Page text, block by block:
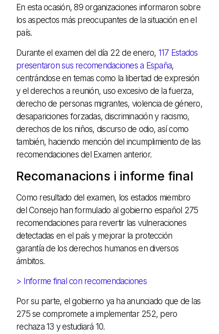
En esta ocasión, 89 organizaciones informaron sobre
los aspectos más preocupantes de la situación en el
país.
Durante el examen del día 22 de enero, 117 Estados
presentaron sus recomendaciones a España,
centrándose en temas como la libertad de expresión
y el derechos a reunión, uso excesivo de la fuerza,
derecho de personas migrantes, violencia de género,
desapariciones forzadas, discriminación y racismo,
derechos de los niños, discurso de odio, así como
también, haciendo mención del incumplimiento de las
recomendaciones del Examen anterior.
Recomanacions i informe final
Como resultado del examen, los estados miembro
del Consejo han formulado al gobierno español 275
recomendaciones para revertir las vulneraciones
detectadas en el país y mejorar la protección
garantía de los derechos humanos en diversos
ámbitos.
> Informe final con recomendaciones
Por su parte, el gobierno ya ha anunciado que de las
275 se compromete a implementar 252, pero
rechaza 13 y estudiará 10.